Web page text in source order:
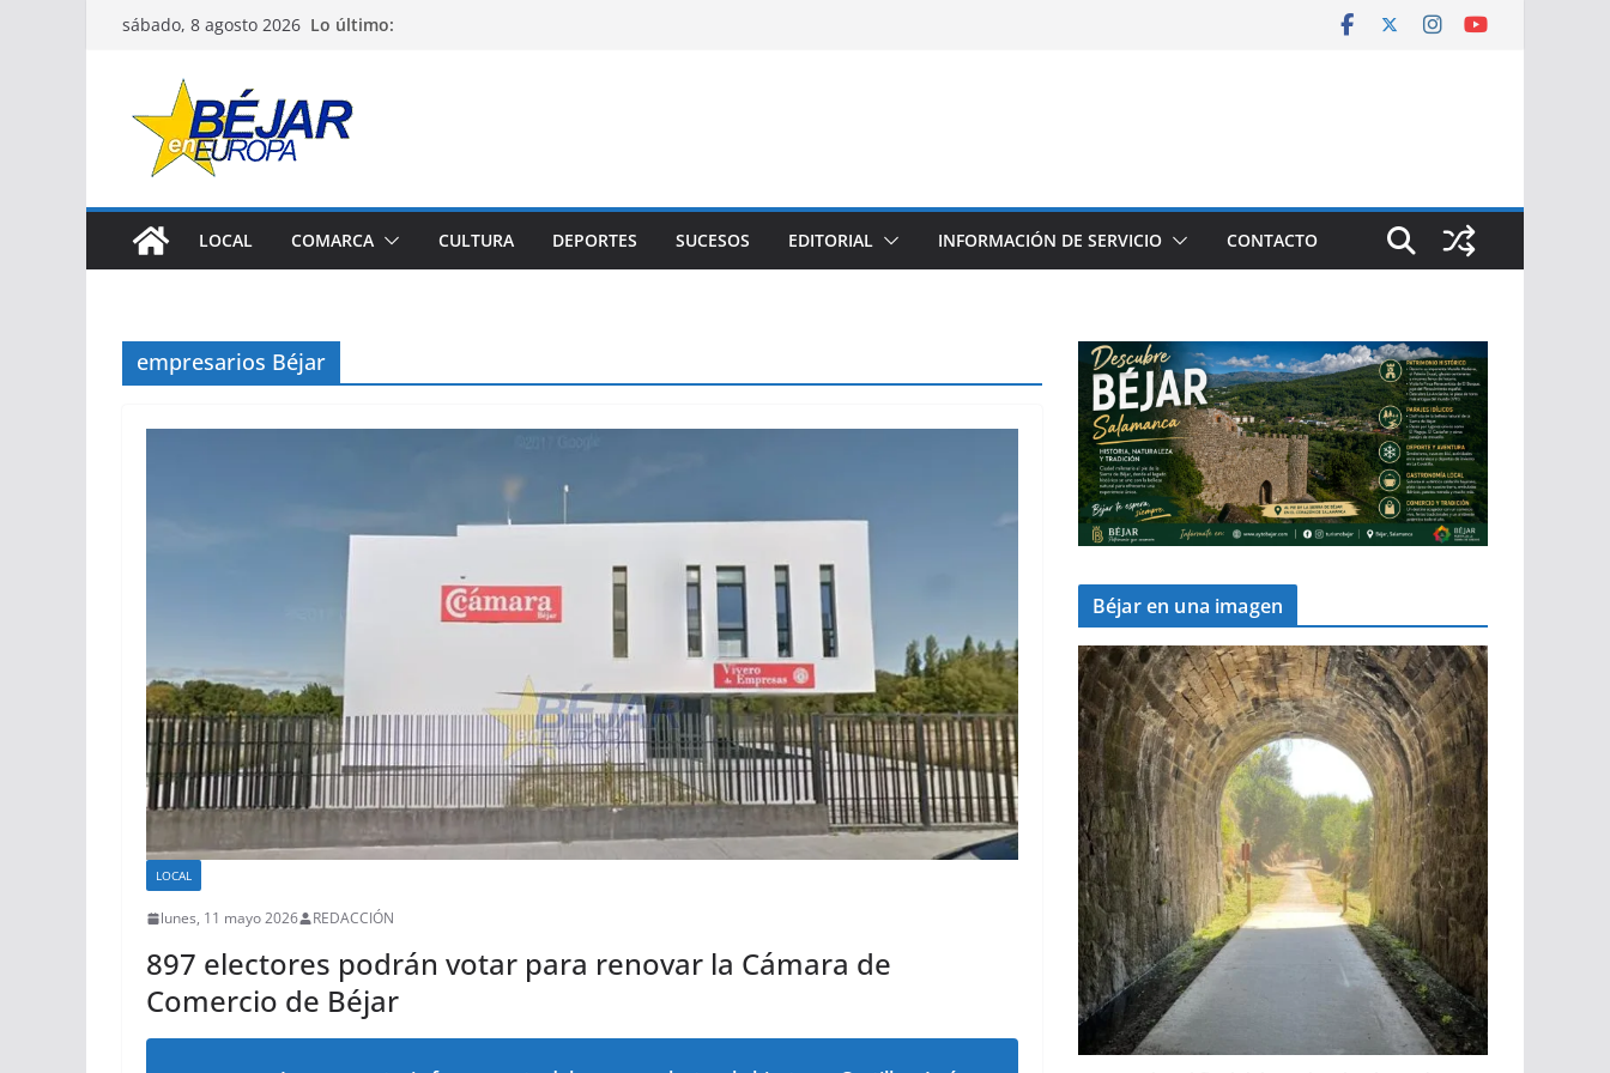
Saltarsábado, 8 agosto 2026 Lo último:
LOCAL COMARCA CULTURA DEPORTES SUCESOS EDITORIAL INFORMACIÓN DE SERVICIO CONTACTO
empresarios Béjar
LOCAL
lunes, 11 mayo 2026 REDACCIÓN
897 electores podrán votar para renovar la Cámara de
Comercio de Béjar
Béjar en una imagen